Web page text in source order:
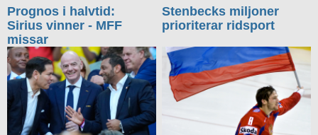
Prognos i halvtid:
Sirius vinner - MFF
missar
Stenbecks miljoner
prioriterar ridsport